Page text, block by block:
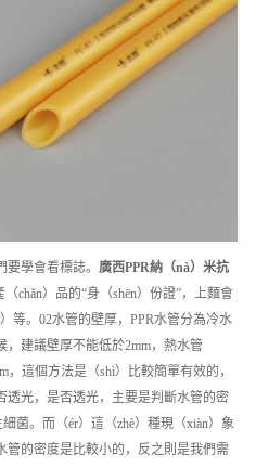
學會看標誌。 廣西PPR納（nà）米抗
chǎn）品的“身（shēn）份證”，上麵會
等。02水管的壁厚，PPR水管分為冷水
建議壁厚不能低於2mm，熱水管
，這個方法是（shì）比較簡單有效的，
透光，是否透光，主要是判斷水管的密
菌。而（ér）這（zhè）種現（xiàn）象
管的密度是比較小的，反之則是我們需